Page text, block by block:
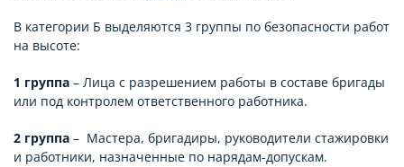
В категории Б выделяются 3 группы по безопасности работ
на высоте:
1 группа – Лица с разрешением работы в составе бригады
или под контролем ответственного работника.
2 группа – Мастера, бригадиры, руководители стажировки
и работники, назначенные по нарядам-допускам.